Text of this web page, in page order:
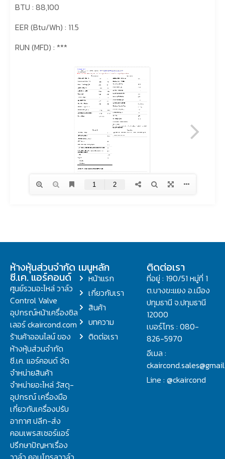
BTU : 88,100
EER (Btu/Wh) : 11.5
RUN (MFD) : ***
ห้างหุ้นส่วนจำกัด
ซี.เค. แอร์คอนด์
ศูนย์รวมอะไหล่ วาล์ว
Control Valve
อุปกรณ์หน้าเครื่องชิล
เลอร์ ckaircond.com
ร้านค้าออนไลน์ ของ
ห้างหุ้นส่วนจำกัด
ซี.เค. แอร์คอนด์ จัด
จำหน่ายสินค้า
จำหน่ายอะไหล่ วัสดุ-
อุปกรณ์ เครื่องมือ
เกี่ยวกับเครื่องปรับ
อากาศ ปลีก-ส่ง
คอมเพรสเซอร์แอร์
ปรึกษาปัญหาเรื่อง
เมนูหลัก
หน้าแรก
เกี่ยวกับเรา
สินค้า
บทความ
ติดต่อเรา
ติดต่อเรา
ที่อยู่ : 190/51 หมู่ที่ 1
ต.บางขะแยง อ.เมือง
ปทุมธานี จ.ปทุมธานี
12000
เบอร์โทร : 080-
826-5970
อีเมล :
Line : @ckaircond